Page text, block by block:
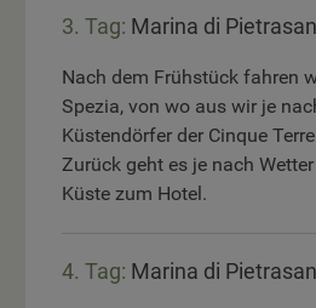
3. Tag: Marina di
Nach dem Frühstück fahren
Spezia, von wo aus wir je
Küstendörfer der Cinque
Zurück geht es je nach
Küste zum Hotel.
4. Tag: Marina di